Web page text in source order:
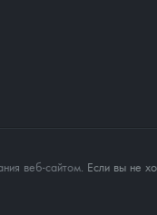
веб-сайтом. Если вы не